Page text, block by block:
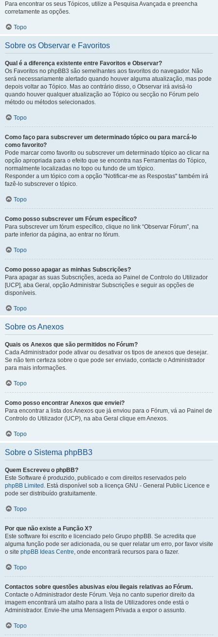
Para encontrar os seus Tópicos, utilize a Pesquisa Avançada e preencha
corretamente as opções.
Topo
Sobre os Observar e Favoritos
Qual é a diferença existente entre Favoritos e Observar?
Os Favoritos no phpBB3 são semelhantes aos favoritos do navegador. Não
será necessariamente alertado quando houver alguma atualização, mas pode
depois voltar ao Tópico. Mas ao contrário disso, o Observar irá avisá-lo
quando houver qualquer atualização ao Tópico ou secção no Fórum pelo
método ou métodos selecionados.
Topo
Como faço para subscrever um determinado tópico ou para marcá-lo
como favorito?
Pode marcar como favorito ou subscrever um determinado tópico ao clicar na
opção apropriada para o efeito que se encontra nas Ferramentas do Tópico,
normalmente localizadas no topo ou fundo de um tópico.
Responder a um tópico com a opção "Notificar-me as Respostas" também irá
fazê-lo subscrever o tópico.
Topo
Como posso subscrever um Fórum específico?
Para subscrever um fórum específico, clique no link “Observar Fórum”, na
parte inferior da página, ao entrar no fórum.
Topo
Como posso apagar as minhas Subscrições?
Para apagar as suas Subscrições, aceda ao Painel de Controlo do Utilizador
[UCP], aba Geral, opção Administrar Subscrições e seguir as opções de
disponíveis.
Topo
Sobre os Anexos
Quais os Anexos que são permitidos no Fórum?
Cada Administrador pode ativar ou desativar os tipos de anexos que desejar.
Se não tem certeza sobre o que pode ser enviado, contacte o Administrador
para mais informações.
Topo
Como posso encontrar Anexos que enviei?
Para encontrar a lista dos Anexos que já enviou para o Fórum, vá ao Painel de
Controlo do Utilizador (UCP), na aba Geral clique em Anexos.
Topo
Sobre o Sistema phpBB3
Quem Escreveu o phpBB?
Este Software é produzido, publicado e com direitos reservados pelo
phpBB Limited . Está disponível sob a licença GNU - General Public Licence e
pode ser distribuído gratuitamente.
Topo
Por que não existe a Função X?
Este software foi escrito e licenciado pelo Grupo phpBB. Se acredita que
alguma função pode ser adicionada, ou se quer relatar um erro, por favor visite
o site phpBB Ideas Centre, onde encontrará recursos para o fazer.
Topo
Contactos sobre questões abusivas e/ou ilegais relativas ao Fórum.
Contacte o Administrador deste Fórum. Veja no canto superior direito da
imagem encontrará um atalho para a lista de Utilizadores onde está o
Administrador. Envie-lhe uma Mensagem Privada a expor o assunto.
Topo